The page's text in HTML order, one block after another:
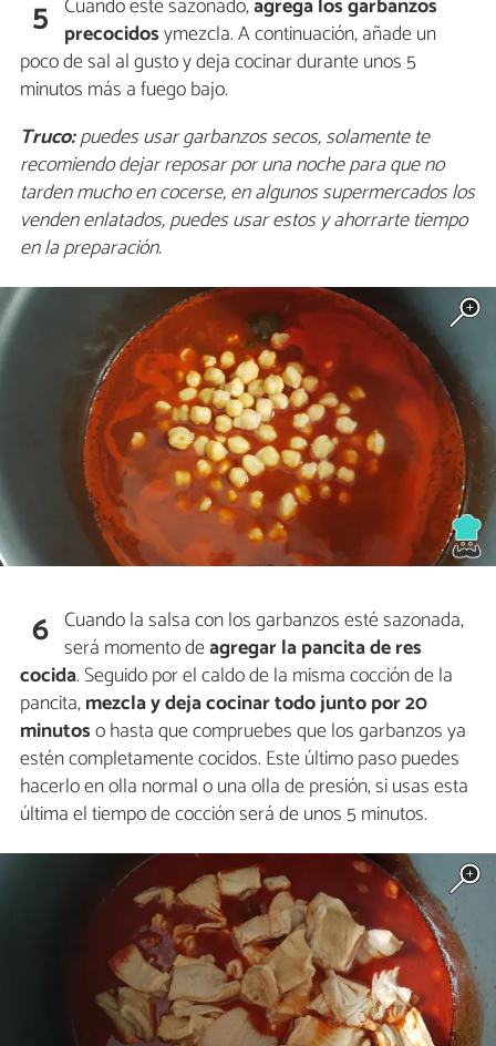
5 Cuando esté sazonado,agrega los garbanzos
precocidosymezcla. A continuación, añade un
poco de sal al gusto y deja cocinar durante unos 5
minutos más a fuego bajo.
Truco:puedes usar garbanzos secos, solamente te
recomiendo dejar reposar por una noche para que no
tarden mucho en cocerse, en algunos supermercados los
venden enlatados, puedes usar estos y ahorrarte tiempo
en la preparación.
6 Cuando la salsa con los garbanzos esté sazonada,
será momento deagregar la pancita de res
cocida. Seguido por el caldo de la misma cocción de la
pancita,mezcla y deja cocinar todo junto por 20
minutoso hasta que compruebes que los garbanzos ya
estén completamente cocidos. Este último paso puedes
hacerlo en olla normal o una olla de presión, si usas esta
última el tiempo de cocción será de unos 5 minutos.